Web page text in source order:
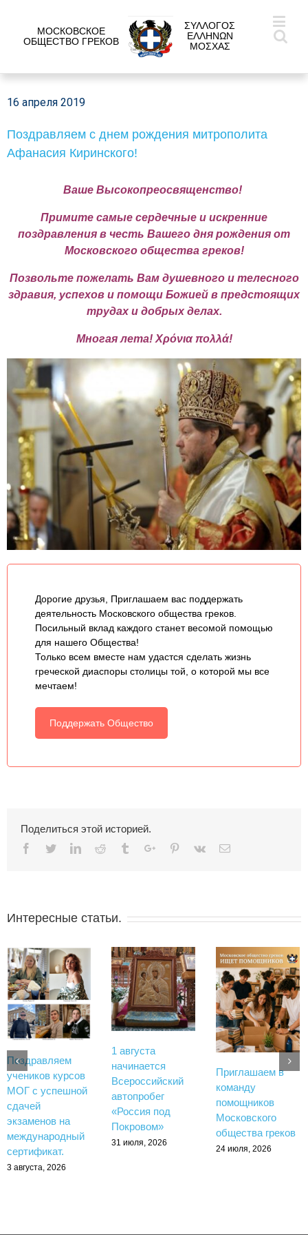
МОСКОВСКОЕ
ОБЩЕСТВО ГРЕКОВ
ΣΥΛΛΟΓΟΣ
ΕΛΛΗΝΩΝ
ΜΟΣΧΑΣ
16 апреля 2019
Поздравляем с днем рождения митрополита
Афанасия Киринского!
Ваше Высокопреосвященство!
Примите самые сердечные и искренние
поздравления в честь Вашего дня рождения от
Московского общества греков!
Позвольте пожелать Вам душевного и телесного
здравия, успехов и помощи Божией в предстоящих
трудах и добрых делах.
Многая лета! Χρόνια πολλά!
Дорогие друзья, Приглашаем вас поддержать
деятельность Московского общества греков.
Посильный вклад каждого станет весомой помощью
для нашего Общества!
Только всем вместе нам удастся сделать жизнь
греческой диаспоры столицы той, о которой мы все
мечтаем!
Поддержать Общество
Поделиться этой историей.
Facebook
TwitterLinkedinReddit TumblrGoogle+Pinterest
Vk Email
Интересные статьи.
Поздравляем
учеников курсов
МОГ с успешной
сдачей
экзаменов на
международный
сертификат.
3 августа, 2026
1 августа
начинается
Всероссийский
автопробег
«Россия под
Покровом»
31 июля, 2026
Приглашаем в
команду
помощников
Московского
общества греков
24 июля, 2026